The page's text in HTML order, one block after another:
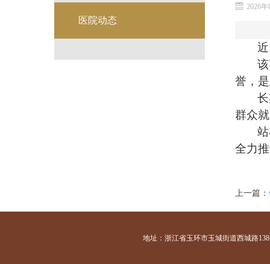
医院动态
2026
誉，
群众
全力
上一篇：
地址：浙江省玉环市玉城街道西城路